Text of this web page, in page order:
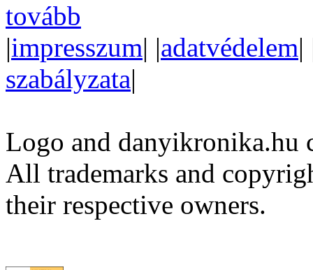
tovább
|impresszum| |adatvédelem|
szabályzata|
Logo and
All trademarks and
their respective owners.